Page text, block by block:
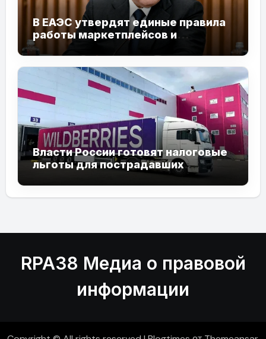
В ЕАЭС утвердят единые правила
работы маркетплейсов и
электронной торговли
Власти России готовят налоговые
льготы для пострадавших
RPA38 Медиа о правовой
информации